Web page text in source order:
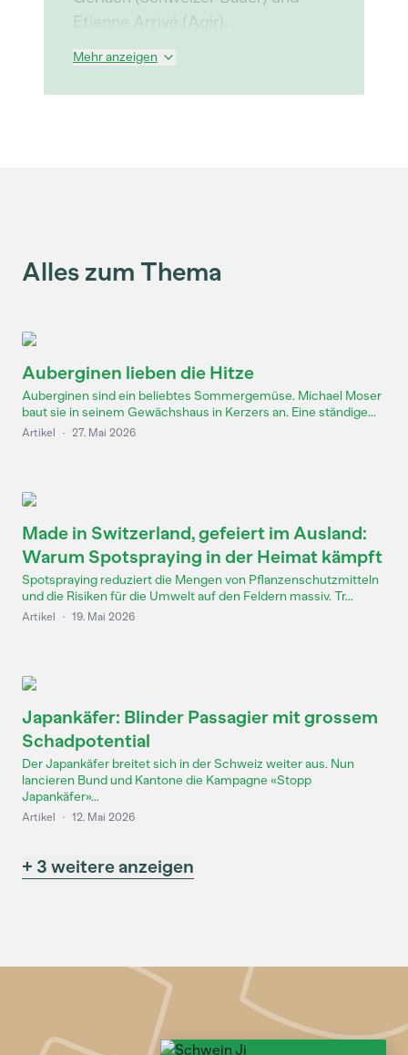
Etienne Arrivé (Agir).
Mehr anzeigen
Alles zum Thema
Auberginen lieben die Hitze
Auberginen sind ein beliebtes Sommergemüse. Michael Moser
baut sie in seinem Gewächshaus in Kerzers an. Eine ständige...
Artikel · 27. Mai 2026
Made in Switzerland, gefeiert im Ausland:
Warum Spotspraying in der Heimat kämpft
Spotspraying reduziert die Mengen von Pflanzenschutzmitteln
und die Risiken für die Umwelt auf den Feldern massiv. Tr...
Artikel · 19. Mai 2026
Japankäfer: Blinder Passagier mit grossem
Schadpotential
Der Japankäfer breitet sich in der Schweiz weiter aus. Nun
lancieren Bund und Kantone die Kampagne «Stopp
Japankäfer»...
Artikel · 12. Mai 2026
+ 3 weitere anzeigen